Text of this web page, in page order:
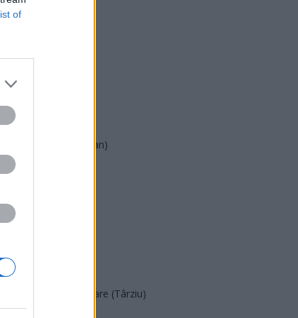
of
AUR
(Tomac)
Forța Dreptei (L. Orban)
PNȚMM
(Peia)
Acțiunea Conservatoare (Târziu)